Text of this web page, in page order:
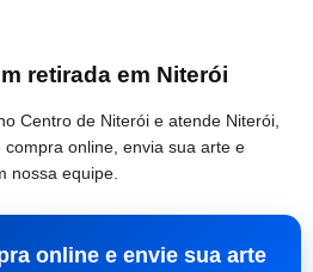
retirada em Niterói
Centro de Niterói e atende Niterói,
online, envia sua arte e
nossa equipe.
online e envie sua arte